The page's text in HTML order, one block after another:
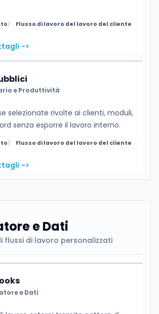
Flusso di lavoro del lavoro del cliente
->
e Produttività
selezionate rivolte ai clienti, moduli,
senza esporre il lavoro interno.
Flusso di lavoro del lavoro del cliente
->
e Dati
flussi di lavoro personalizzati
e Dati